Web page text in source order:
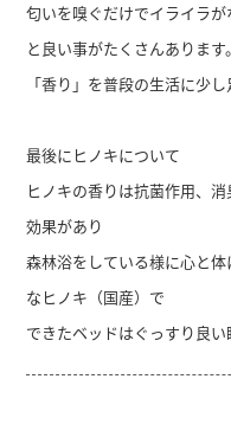
匂いを嗅ぐだけでイライラ
と良い事がたくさんあります。
「香り」を普段の生活に少
最後にヒノキについて
ヒノキの香りは抗菌作用、
効果があり
森林浴をしている様に心と
なヒノキ（国産）で
できたベッドはぐっすり良い